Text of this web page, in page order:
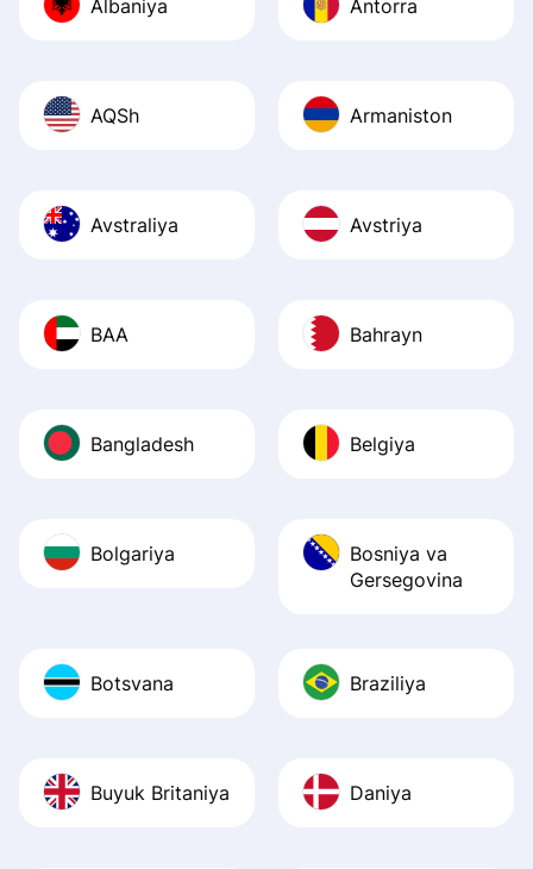
Recommend it!
Albaniya Antorra
AQSh Armaniston
Avstraliya Avstriya
BAA Bahrayn
Bangladesh Belgiya
Bolgariya
Bosniya va
Gersegovina
Botsvana Braziliya
Buyuk Britaniya Daniya